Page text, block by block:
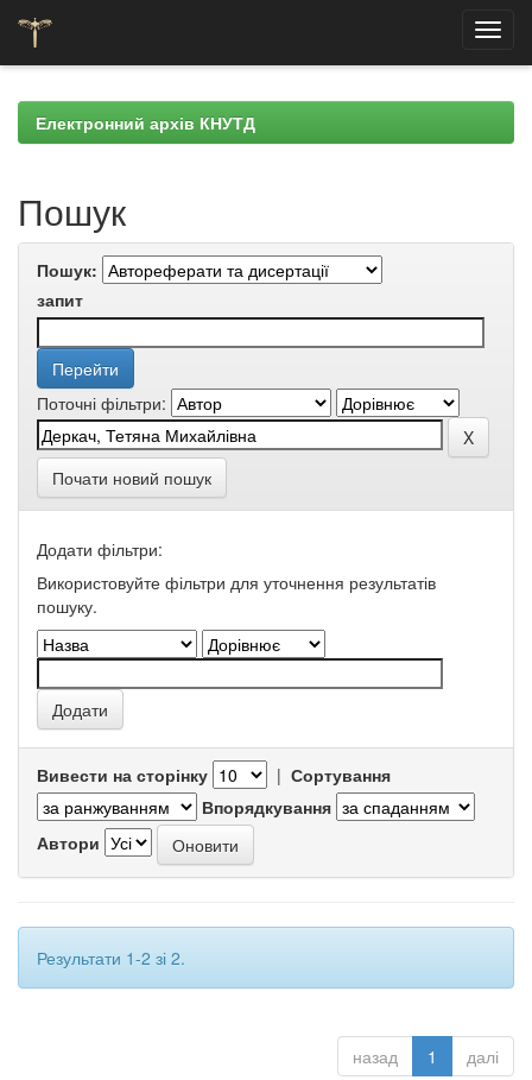
navigationЕлектронний архів КНУТД
Пошук
Пошук:
запит
Поточні фільтри:
Почати новий пошук
Додати фільтри:
Використовуйте фільтри для уточнення результатів
пошуку.
Вивести на сторінку | Сортування
Впорядкування
Автори
Результати 1-2 зі 2.
назад 1 далі